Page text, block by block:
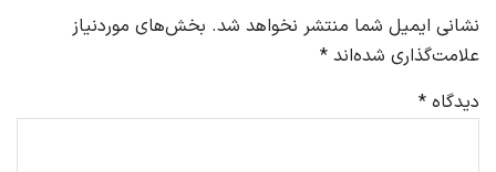
نشانی ایمیل شما منتشر نخواهد شد. بخش‌های موردنیاز
علامت‌گذاری شده‌اند *
دیدگاه *